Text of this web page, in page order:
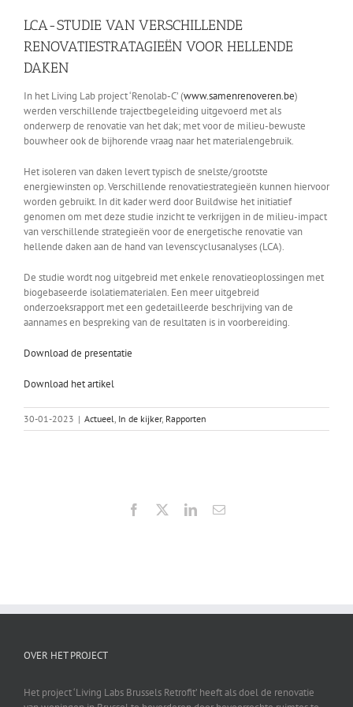
LCA-STUDIE VAN VERSCHILLENDE
RENOVATIESTRATAGIEËN VOOR HELLENDE
DAKEN
In het Living Lab project ‘Renolab-C’ (www.samenrenoveren.be)
werden verschillende trajectbegeleiding uitgevoerd met als
onderwerp de renovatie van het dak; met voor de milieu-bewuste
bouwheer ook de bijhorende vraag naar het materialengebruik.
Het isoleren van daken levert typisch de snelste/grootste
energiewinsten op. Verschillende renovatiestrategieën kunnen hiervoor
worden gebruikt. In dit kader werd door Buildwise het initiatief
genomen om met deze studie inzicht te verkrijgen in de milieu-impact
van verschillende strategieën voor de energetische renovatie van
hellende daken aan de hand van levenscyclusanalyses (LCA).
De studie wordt nog uitgebreid met enkele renovatieoplossingen met
biogebaseerde isolatiematerialen. Een meer uitgebreid
onderzoeksrapport met een gedetailleerde beschrijving van de
aannames en bespreking van de resultaten is in voorbereiding.
Download de presentatie
Download het artikel
30-01-2023 | Actueel In de kijker, Rapporten
Facebook LinkedIn
E-
OVER HET PROJECT
Het project ‘Living Labs Brussels Retrofit’ heeft als doel de renovatie